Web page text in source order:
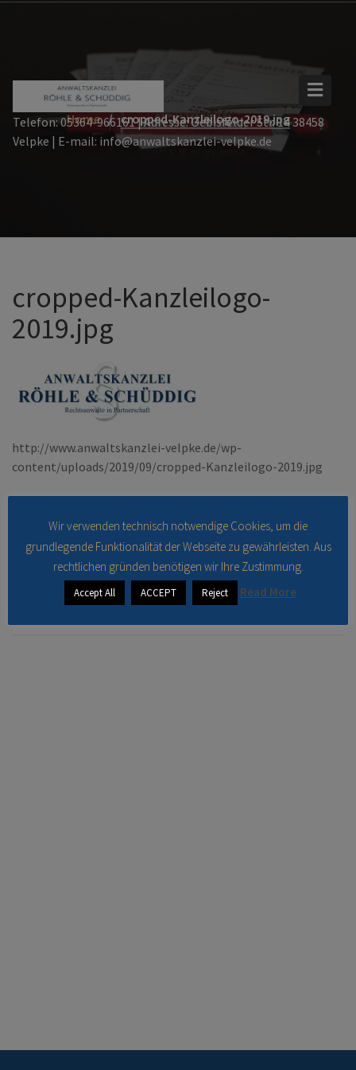
Telefon: 05364-966161 | Adresse: Oebisfelder Str. 14 38458
Velpke | E-mail: info@anwaltskanzlei-velpke.de
Home cropped-Kanzleilogo-2019.jpg
cropped-Kanzleilogo-
2019.jpg
http://www.anwaltskanzlei-velpke.de/wp-
content/uploads/2019/09/cropped-Kanzleilogo-2019.jpg
Beitragsnavigation
cropped-Kanzleilogo-2019.jpg
Kommentar verfassen
Wir verwenden technisch notwendige Cookies, um die
grundlegende Funktionalität der Webseite zu gewährleisten. Aus
rechtlichen gründen benötigen wir Ihre Zustimmung.
Accept All ACCEPT Reject Read More